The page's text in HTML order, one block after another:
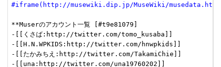
#iframe(http://musewiki.dip.jp/MuseWiki/
**Muserのアカウント一覧 [#t9e81079]
-[[くさば:http://twitter.com/tomo_kusaba]]
-[[H.N.WPKIDS:http://twitter.com/hnwpkids]]
-[[たかみちえ:http://twitter.com/TakamiChie]]
-[[una:http://twitter.com/una19760202]]